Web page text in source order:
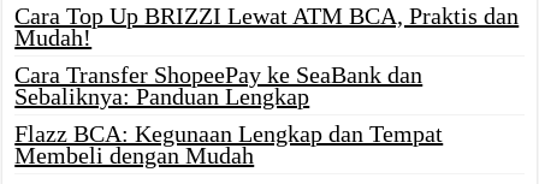
Cara Top Up BRIZZI Lewat ATM BCA, Praktis dan
Mudah!
Cara Transfer ShopeePay ke SeaBank dan
Sebaliknya: Panduan Lengkap
Flazz BCA: Kegunaan Lengkap dan Tempat
Membeli dengan Mudah